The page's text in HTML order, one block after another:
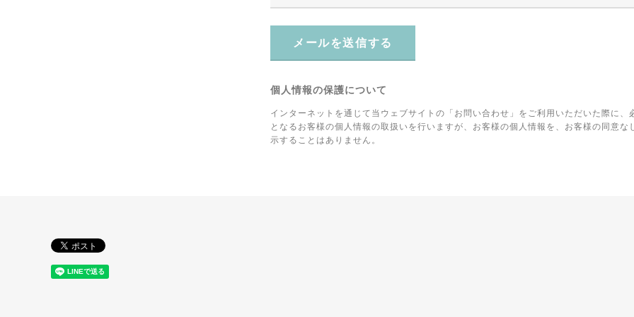
メールを送信する
個人情報の保護について
インターネットを通じて当ウェブサイトの「お問い合わせ」をご利用いただいた際に、
となるお客様の個人情報の取扱いを行いますが、お客様の個人情報を、お客様の同意な
示することはありません。